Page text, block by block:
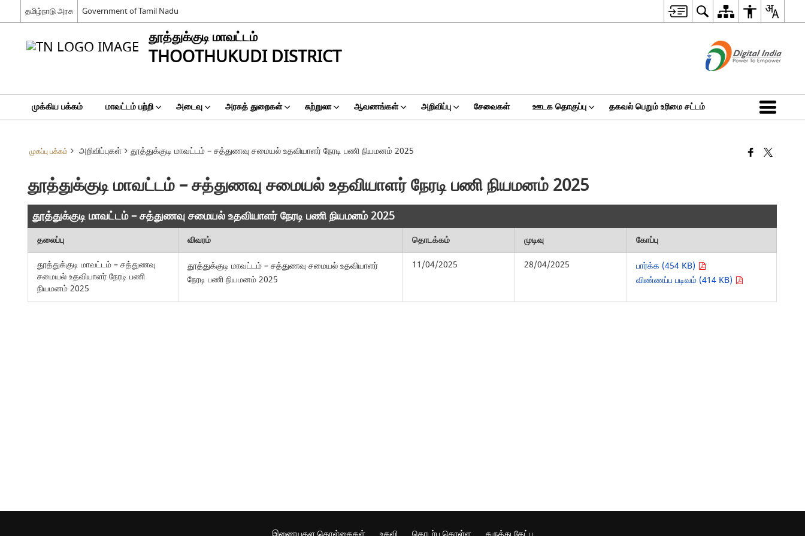
தமிழ்நாடு அரசு Government of Tamil Nadu
தூத்துக்குடி மாவட்டம்
THOOTHUKUDI DISTRICT
முக்கிய பக்கம் மாவட்டம் பற்றி அடைவு அரசுத் துறைகள் சுற்றுலா ஆவணங்கள் அறிவிப்பு சேவைகள் ஊடக தொகுப்பு தகவல் பெறும் உரிமை சட்டம்
முகப்பு பக்கம் அறிவிப்புகள் தூத்துக்குடி மாவட்டம் – சத்துணவு சமையல் உதவியாளர் நேரடி பணி நியமனம் 2025
தூத்துக்குடி மாவட்டம் – சத்துணவு சமையல் உதவியாளர் நேரடி பணி நியமனம் 2025
தூத்துக்குடி மாவட்டம் – சத்துணவு சமையல் உதவியாளர் நேரடி பணி நியமனம் 2025
தலைப்பு விவரம் தொடக்கம் முடிவு
கோப்பு
தூத்துக்குடி மாவட்டம் – சத்துணவு
சமையல் உதவியாளர் நேரடி பணி
நியமனம் 2025
தூத்துக்குடி மாவட்டம் – சத்துணவு சமையல் உதவியாளர்
நேரடி பணி நியமனம் 2025
11/04/2025 28/04/2025
பார்க்க (454 KB)
விண்ணப்ப படிவம் (414 KB)